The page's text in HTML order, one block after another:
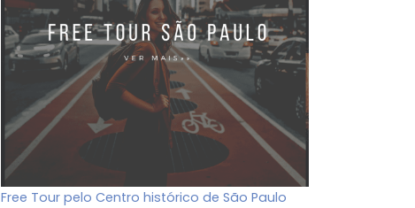
Free Tour pelo Centro histórico de São Paulo